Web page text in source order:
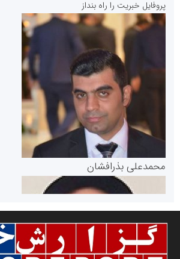
پایگاه خبری گفتمان یزد
سازمان بورس و اوراق بهادار
مرجع اخبار موثق در بازارسرمایه
پروفایل خبریت را راه بنداز
محمدعلی بذرافشان